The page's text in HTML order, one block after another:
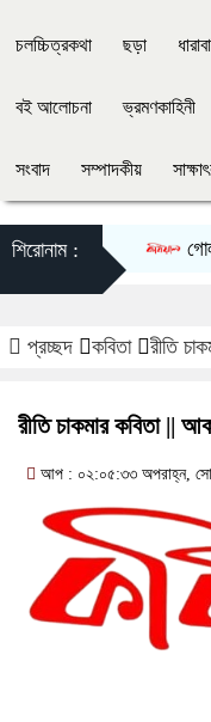
চলচ্চিত্রকথা ছড়া
বই আলোচনা ভ্রমণকাহিনী
সংবাদ সম্পাদকীয়
শিরোনাম : গোলাম
প্রচ্ছদ কবিতা রীতি
রীতি চাকমার কবিতা ||
আপ : ০২:০৫:৩৩ অপরাহ্ন,